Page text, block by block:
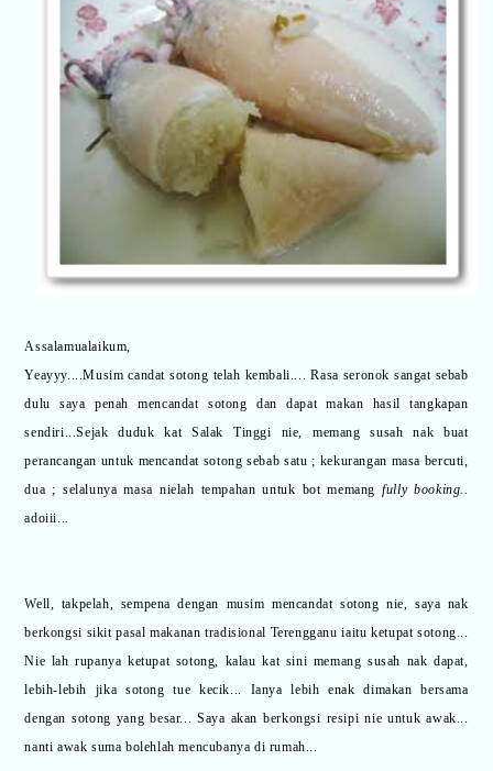
Assalamualaikum,
Yeayyy....Musim candat sotong telah kembali.... Rasa seronok sangat sebab
dulu saya penah mencandat sotong dan dapat makan hasil tangkapan
sendiri...Sejak duduk kat Salak Tinggi nie, memang susah nak buat
perancangan untuk mencandat sotong sebab satu ; kekurangan masa bercuti,
dua ; selalunya masa nielah tempahan untuk bot memangfully booking..
adoiii...
Well, takpelah, sempena dengan musim mencandat sotong nie, saya nak
berkongsi sikit pasal makanan tradisional Terengganu iaitu ketupat sotong...
Nie lah rupanya ketupat sotong, kalau kat sini memang susah nak dapat,
lebih-lebih jika sotong tue kecik... Ianya lebih enak dimakan bersama
dengan sotong yang besar... Saya akan berkongsi resipi nie untuk awak...
nanti awak suma bolehlah mencubanya di rumah...